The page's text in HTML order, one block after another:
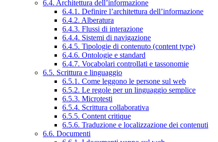
6.4. Architettura dell’informazione
6.4.1. Definire l’architettura dell’informazione
6.4.2. Alberatura
6.4.3. Flussi di interazione
6.4.4. Sistemi di navigazione
6.4.5. Tipologie di contenuto (content type)
6.4.6. Ontologie e standard
6.4.7. Vocabolari controllati e tassonomie
6.5. Scrittura e linguaggio
6.5.1. Come leggono le persone sul web
6.5.2. Le regole per un linguaggio semplice
6.5.3. Microtesti
6.5.4. Scrittura collaborativa
6.5.5. Content critique
6.5.6. Traduzione e localizzazione dei contenuti
6.6. Documenti